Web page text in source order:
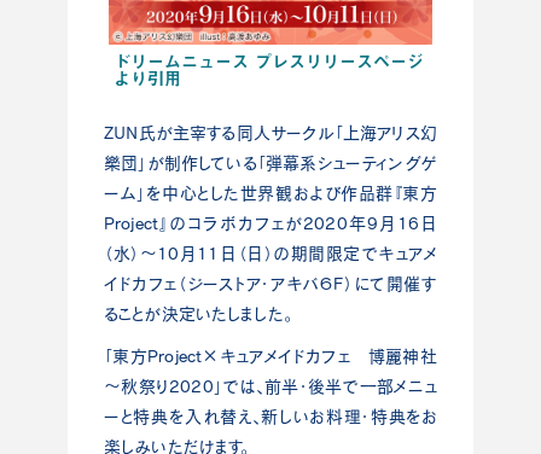
ドリームニュース プレスリリースページ
より引用
ＺＵＮ氏が主宰する同人サークル「上海アリス幻
樂団」が制作している「弾幕系シューティングゲ
ーム」を中心とした世界観および作品群『東方
Project』のコラボカフェが2020年9月16日
（水）～10月11日（日）の期間限定でキュアメ
イドカフェ（ジーストア・アキバ６F）にて開催す
ることが決定いたしました。
「東方Project×キュアメイドカフェ 博麗神社
～秋祭り2020」では、前半・後半で一部メニュ
ーと特典を入れ替え、新しいお料理・特典をお
楽しみいただけます。